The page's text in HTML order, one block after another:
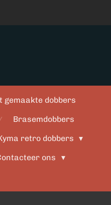
gemaakte dobbers
Brasemdobbers
retro dobbers
ons